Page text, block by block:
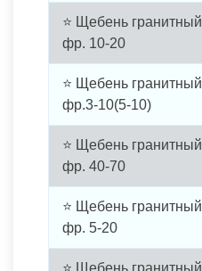
⭐ Щебень гранитный
фр. 10-20
⭐ Щебень гранитный
фр.3-10(5-10)
⭐ Щебень гранитный
фр. 40-70
⭐ Щебень гранитный
фр. 5-20
⭐ Щебень гранитный